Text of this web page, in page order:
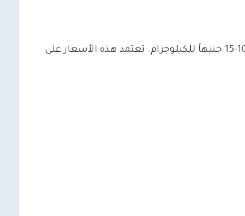
تشهد أسعار الزجاج الخردة تقلبات مستمرة، حيث تتراوح حالياً بين 10-15 جنيهاً للكيلوجرام. تعتمد هذه الأسعار على